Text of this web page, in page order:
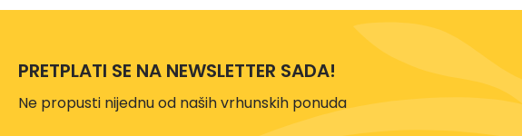
PRETPLATI SE NA NEWSLETTER SADA!
Ne propusti nijednu od naših vrhunskih ponuda